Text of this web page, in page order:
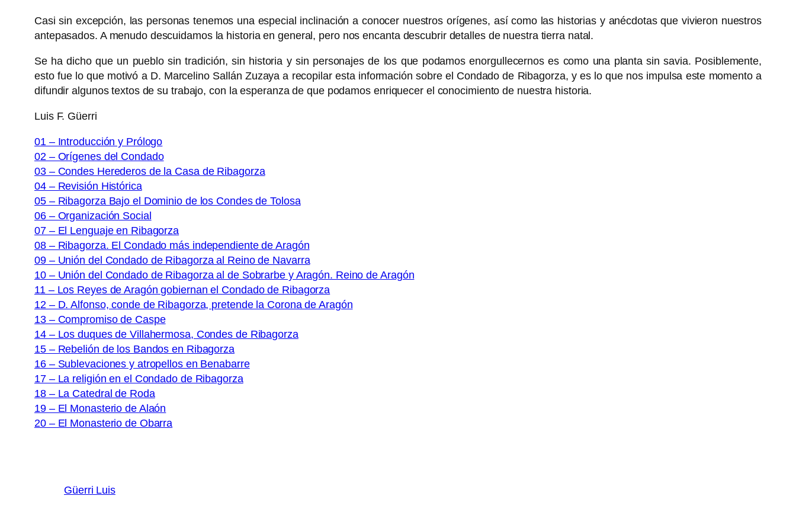
Casi sin excepción, las personas tenemos una especial inclinación a conocer nuestros orígenes, así como las historias y anécdotas que vivieron nuestros
antepasados. A menudo descuidamos la historia en general, pero nos encanta descubrir detalles de nuestra tierra natal.
Se ha dicho que un pueblo sin tradición, sin historia y sin personajes de los que podamos enorgullecernos es como una planta sin savia. Posiblemente,
esto fue lo que motivó a D. Marcelino Sallán Zuzaya a recopilar esta información sobre el Condado de Ribagorza, y es lo que nos impulsa este momento a
difundir algunos textos de su trabajo, con la esperanza de que podamos enriquecer el conocimiento de nuestra historia.
Luis F. Güerri
01 – Introducción y Prólogo
02 – Orígenes del Condado
03 – Condes Herederos de la Casa de Ribagorza
04 – Revisión Histórica
05 – Ribagorza Bajo el Dominio de los Condes de Tolosa
06 – Organización Social
07 – El Lenguaje en Ribagorza
08 – Ribagorza. El Condado más independiente de Aragón
09 – Unión del Condado de Ribagorza al Reino de Navarra
10 – Unión del Condado de Ribagorza al de Sobrarbe y Aragón. Reino de Aragón
11 – Los Reyes de Aragón gobiernan el Condado de Ribagorza
12 – D. Alfonso, conde de Ribagorza, pretende la Corona de Aragón
13 – Compromiso de Caspe
14 – Los duques de Villahermosa, Condes de Ribagorza
15 – Rebelión de los Bandos en Ribagorza
16 – Sublevaciones y atropellos en Benabarre
17 – La religión en el Condado de Ribagorza
18 – La Catedral de Roda
19 – El Monasterio de Alaón
20 – El Monasterio de Obarra
Güerri Luis